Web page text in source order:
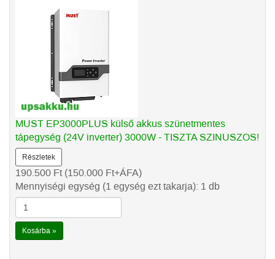
MUST EP3000PLUS külső akkus szünetmentes
tápegység (24V inverter) 3000W - TISZTA SZINUSZOS!
Részletek
190.500 Ft(150.000 Ft+ÁFA)
Mennyiségi egység (1 egység ezt takarja): 1 db
Kosárba »